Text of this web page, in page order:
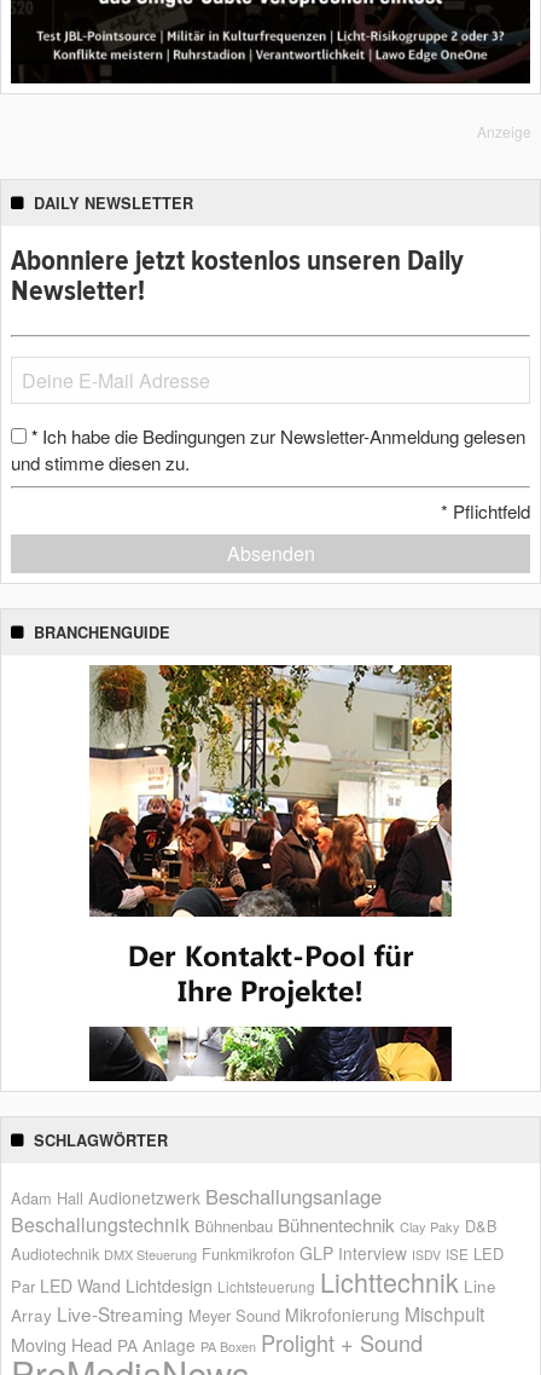
Anzeige
DAILY NEWSLETTER
Abonniere jetzt kostenlos unseren Daily
Newsletter!
* Ich habe die Bedingungen zur Newsletter-Anmeldung gelesen
und stimme diesen zu.
* Pflichtfeld
Absenden
BRANCHENGUIDE
SCHLAGWÖRTER
Adam Hall Audionetzwerk Beschallungsanlage
Beschallungstechnik Bühnenbau Bühnentechnik Clay Paky D&B
Audiotechnik DMX Steuerung Funkmikrofon GLP Interview ISDV ISE LED
Par LED Wand Lichtdesign Lichtsteuerung Lichttechnik Line
Array Live-Streaming Meyer Sound Mikrofonierung Mischpult
Moving Head PA Anlage PA Boxen Prolight + Sound